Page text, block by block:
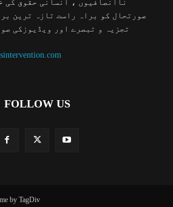
ناانصافیوں ، انسانی حقوق کی
صورتحال کو براہ راست تازہ ترین
تجزیہ و تبصرے اور ویڈیوزکی
FOLLOW US
by TagDiv